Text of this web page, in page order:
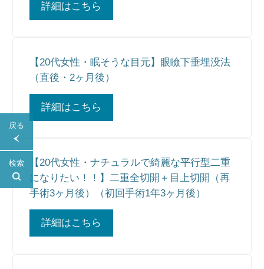
戻る
検索
詳細はこちら
【20代女性・眠そうな目元】眼瞼下垂埋没法
（直後・2ヶ月後）
詳細はこちら
【20代女性・ナチュラルで綺麗な平行型二重
になりたい！！】二重全切開＋目上切開（再
手術3ヶ月後）（初回手術1年3ヶ月後）
詳細はこちら